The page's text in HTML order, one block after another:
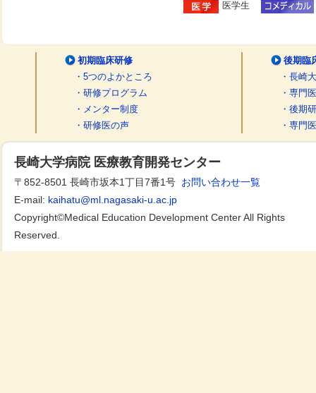
医学生
初期臨床研修
・5つのよかところ
・研修プログラム
・メンター制度
・研修医の声
後期臨
・長崎
・専門
・後期
・専門
長崎大学病院 医療教育開発センター
〒852-8501 長崎市坂本1丁目7番1号 お問い合わせ一覧
E-mail: kaihatu@ml.nagasaki-u.ac.jp
Copyright©Medical Education Development Center All Rights
Reserved.